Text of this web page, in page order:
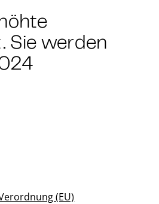
Sie werden
(EU)